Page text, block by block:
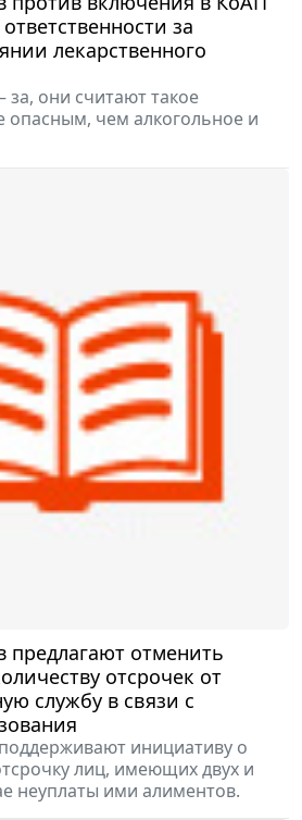
за
лекарственного
они считают такое
опасным, чем алкогольное и
предлагают отменить
отсрочек от
службу в связи с
инициативу о
лиц, имеющих двух и
неуплаты ими алиментов.